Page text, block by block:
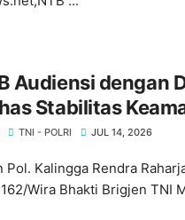
Audiensi dengan
Stabilitas
TNI - POLRI JUL 14, 2026
Pol. Kalingga Rendra
Wira Bhakti Brigjen TNI